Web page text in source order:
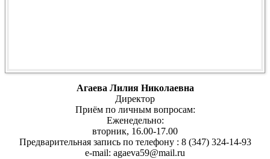
Агаева Лилия Николаевна
Директор
Приём по личным вопросам:
Еженедельно:
вторник, 16.00-17.00
Предварительная запись по телефону : 8 (347) 324-14-93
e-mail: agaeva59@mail.ru